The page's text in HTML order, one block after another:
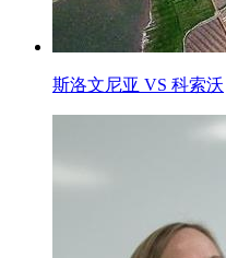
斯洛文尼亚 VS 科索沃